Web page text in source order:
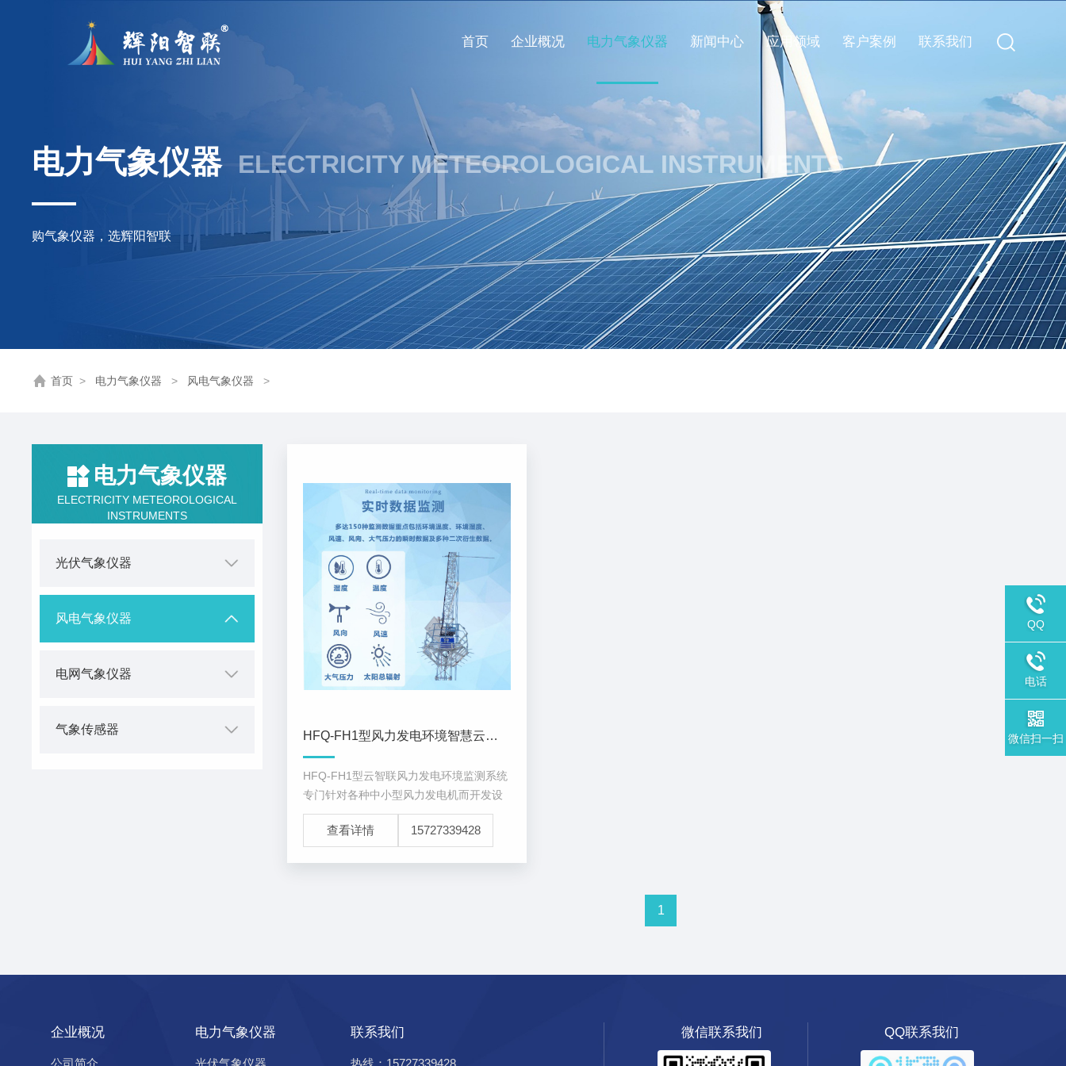
首页 企业概况 电力气象仪器 新闻中心 应用领域 客户案例 联系我们
电力气象仪器 ELECTRICITY METEOROLOGICAL INSTRUMENTS
购气象仪器，选辉阳智联
首页 > 电力气象仪器 > 风电气象仪器 >
电力气象仪器
ELECTRICITY METEOROLOGICAL
INSTRUMENTS
光伏气象仪器
风电气象仪器
电网气象仪器
气象传感器 HFQ-FH1型风力发电环境智慧云监测预警系统
HFQ-FH1型云智联风力发电环境监测系统
专门针对各种中小型风力发电机而开发设
计的监测系统，可对风机运行环境的风
速、风向、温度、湿度、气压等气象参数
查看详情 15727339428
1
企业概况
公司简介
电力气象仪器
光伏气象仪器
联系我们
热线：15727339428
微信联系我们 QQ联系我们
QQ
电话
微信扫一扫